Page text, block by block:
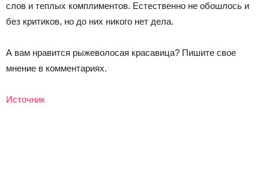
слов и теплых комплиментов. Естественно не обошлось и
без критиков, но до них никого нет дела.
А вам нравится рыжеволосая красавица? Пишите свое
мнение в комментариях.
Источник